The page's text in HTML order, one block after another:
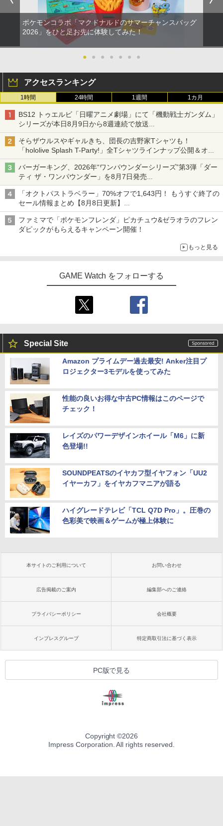
ポケモンコラボ「マクドナルドのサマーチャンスバッグ
2026」をひと足お先に体験してみた！
● ● ● ● ● ● ●
アクセスランキング
1時間 24時間 1週間 1カ月
BS12 トゥエルビ「日曜アニメ劇場」にて「機動戦士ガンダム」
シリーズが本日8月9日から8週連続で放送
初回は「機動戦士ガンダム【HDリマスター版】」
そらザウルスやギャルきち、団長の吉野家Tシャツも！
「hololive Splash T-Party!」全Tシャツラインナップ公開＆オン
ライン販売開始
バーガーキング、2026年“ワンパウンダーシリーズ”第3弾「ダー
ティ ザ・ワンパウンダー」を8月7日発売
「特製ガーリックマヨソース」を使用した超大型チーズバーガー
「オクトパストラベラー」70%オフで1,643円！ もうすぐ終了の
セール情報まとめ【8月8日更新】
ニンテンドーeショップでは「大神 絶景版」が67%オフで990円
ファミマで「ポケモンフレンダ」ピカチュウ&ゼラオラのフレン
ダピックがもらえるキャンペーン開催！
もっと見る
GAME Watch をフォローする
Special Site
Amazon プライムデー過去最安! Anker注目プ
ロジェクター3モデルを使ってみた
性能の良いお得な中古PC情報はこのページで
チェック！
レイズのパワーデザインホイール「M6」に新
色登場!!
SOUNDPEATSのイヤカフ型イヤフォン「UU2
イヤーカフ」をイヤカフマニアが語る
ハイグレードテレビ「TCL Q7D Pro」。圧巻の
色彩美で映画＆ゲームが極上体験に
本サイトのご利用について お問い合わせ
広告掲載のご案内 編集部へのご連絡
プライバシーポリシー 会社概要
インプレスグループ 特定商取引法に基づく表示
PC版で見る
Copyright ©2026
Impress Corporation. All rights reserved.